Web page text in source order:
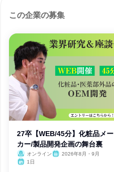
この企業の募集
27卒【WEB/45分】化粧品メー
カー/製品開発企画の舞台裏
オンライン
2026年8月・9月
1日